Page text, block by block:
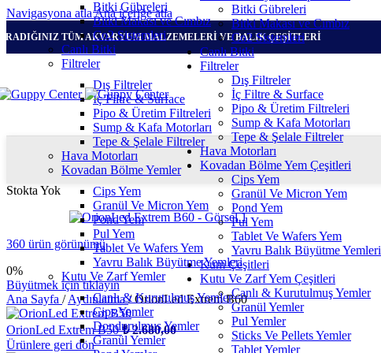
Navigasyona atlaAna içeriğe atla
TÜM AKVARYUM MALZEMELERİ VE BALIK ÇEŞİTLERİ
Bitki Gübreleri
Bitki Makası ve Cımbız
Co2 Sistemleri
Canlı Bitki
Filtreler
Dış Filtreler
İç Filtre & Surface
Pipo & Üretim Filtreleri
Sump & Kafa Motorları
Tepe & Şelale Filtreler
Hava Motorları
Kovadan Bölme Yem Çeşitleri
Cips Yem
Granül Ve Micron Yem
Pond Yem
Pul Yem
Tablet Ve Wafers Yem
Yavru Balık Büyütme Yemleri
Kum Çeşitleri
Kutu Ve Zarf Yem Çeşitleri
Canlı & Kurutulmuş Yemler
Granül Yemler
Pul Yemler
Sticks Ve Pellets Yemler
Tablet Yemler
Bitki Gübreleri
Bitki Makası ve Cımbız
Co2 Sistemleri
Canlı Bitki
Filtreler
Dış Filtreler
İç Filtre & Surface
Pipo & Üretim Filtreleri
Sump & Kafa Motorları
Tepe & Şelale Filtreler
Hava Motorları
Kovadan Bölme Yemler
Cips Yem
Granül Ve Micron Yem
Pond Yem
Pul Yem
Tablet Ve Wafers Yem
Yavru Balık Büyütme Yemleri
Kutu Ve Zarf Yemler
Canlı & Kurutulmuş Yemler
Cips Yemler
Dondurulmuş Yemler
Granül Yemler
Stokta Yok
360 ürün görünümü
0%
Büyütmek için tıklayın
Ana Sayfa / Aydınlatma/ OrionLed Extrem B60
OrionLed Extrem B50₺2.680,00
Ürünlere geri dön